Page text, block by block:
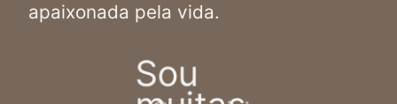
apaixonada pela vida.
Sou